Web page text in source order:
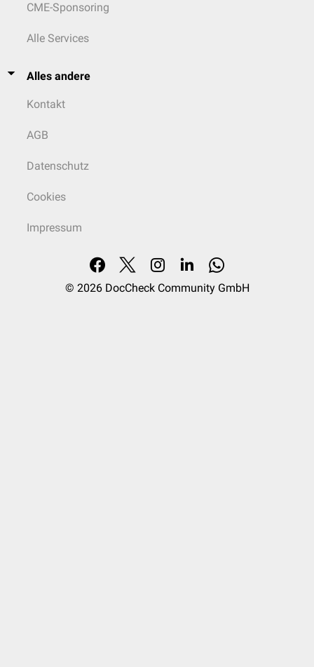
CME-Sponsoring
Alle Services
Alles andere
Kontakt
AGB
Datenschutz
Cookies
Impressum
© 2026 DocCheck Community GmbH